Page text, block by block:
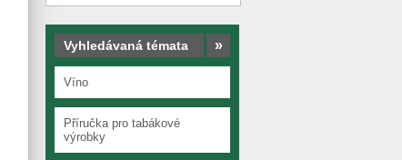
Vyhledávaná témata »
Víno
Příručka pro tabákové
výrobky